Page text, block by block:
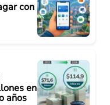
con
en
años